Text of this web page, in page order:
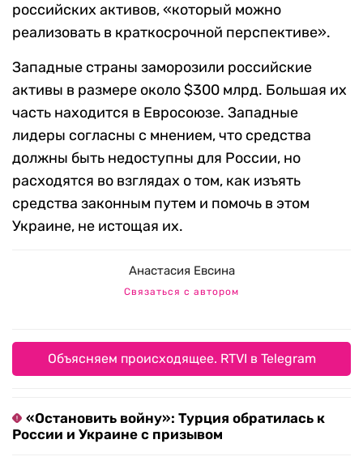
российских активов, «который можно
реализовать в краткосрочной перспективе».
Западные страны заморозили российские
активы в размере около $300 млрд. Большая их
часть находится в Евросоюзе. Западные
лидеры согласны с мнением, что средства
должны быть недоступны для России, но
расходятся во взглядах о том, как изъять
средства законным путем и помочь в этом
Украине, не истощая их.
Анастасия Евсина
Связаться с автором
Объясняем происходящее. RTVI в Telegram
«Остановить войну»: Турция обратилась к
России и Украине с призывом